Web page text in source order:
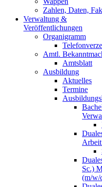
Zahlen, Daten,
Verwaltung &
Veröffentlichungen
Organigramm
Amtl.
Amtsblatt
Ausbildung
Aktuelles
Termine
Sc.)
(m/w/